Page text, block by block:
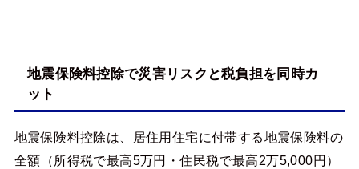
地震保険料控除で災害リスクと税負担を同時カ
ット
地震保険料控除は、居住用住宅に付帯する地震保険料の
全額（所得税で最高5万円・住民税で最高2万5,000円）